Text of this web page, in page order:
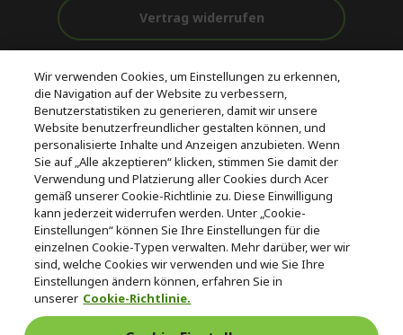
Vertrag widerrufen
Kostenloser
Versand
vor und nach
dem Kauf
Zahlung
© 2026 Acer Inc.
CPYou BV ist der autorisierte Wiederverkäufer und Händler der
Produkte und Dienstleistungen, die in diesem Shop angeboten
werden.
Deutschland/Österreich
Wir verwenden Cookies, um Einstellungen zu erkennen,
die Navigation auf der Website zu verbessern,
Benutzerstatistiken zu generieren, damit wir unsere
Website benutzerfreundlicher gestalten können, und
personalisierte Inhalte und Anzeigen anzubieten. Wenn
Sie auf „Alle akzeptieren“ klicken, stimmen Sie damit der
Verwendung und Platzierung aller Cookies durch Acer
gemäß unserer Cookie-Richtlinie zu. Diese Einwilligung
kann jederzeit widerrufen werden. Unter „Cookie-
Einstellungen“ können Sie Ihre Einstellungen für die
einzelnen Cookie-Typen verwalten. Mehr darüber, wer wir
sind, welche Cookies wir verwenden und wie Sie Ihre
Einstellungen ändern können, erfahren Sie in
unserer Cookie-Richtlinie.